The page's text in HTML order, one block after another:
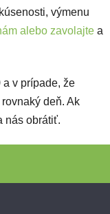
výmenu
alebo zavolajte a
a v prípade, že
deň. Ak
nás obrátiť.